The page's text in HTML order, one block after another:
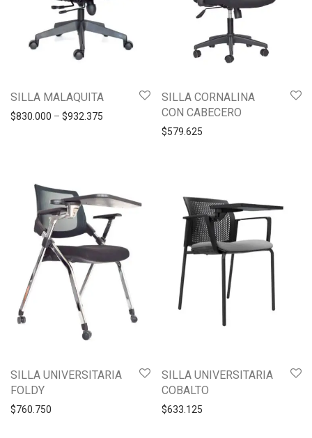
SILLA MALAQUITA
$830.000 – $932.375
SILLA CORNALINA
CON CABECERO
$579.625
SILLA UNIVERSITARIA
FOLDY
$760.750
SILLA UNIVERSITARIA
COBALTO
$633.125